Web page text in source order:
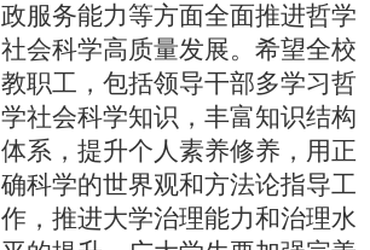
政服务能力等方面全面推进哲学
社会科学高质量发展。希望全校
教职工，包括领导干部多学习哲
学社会科学知识，丰富知识结构
体系，提升个人素养修养，用正
确科学的世界观和方法论指导工
作，推进大学治理能力和治理水